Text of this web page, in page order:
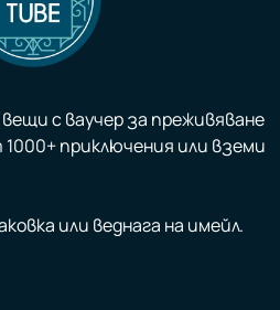
с ваучер за преживяване
приключения или вземи
или веднага на имейл.